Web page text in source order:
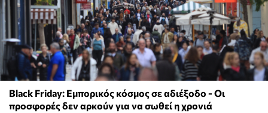
Black Friday: Εμπορικός κόσμος σε αδιέξοδο - Οι
προσφορές δεν αρκούν για να σωθεί η χρονιά